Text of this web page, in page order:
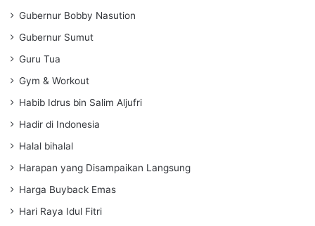
Gubernur Bobby Nasution
Gubernur Sumut
Guru Tua
Gym & Workout
Habib Idrus bin Salim Aljufri
Hadir di Indonesia
Halal bihalal
Harapan yang Disampaikan Langsung
Harga Buyback Emas
Hari Raya Idul Fitri